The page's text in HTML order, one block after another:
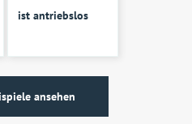
ist antriebslos
ansehen